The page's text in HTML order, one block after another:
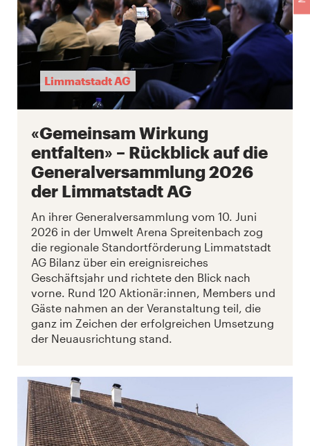
Limmatstadt AG
«Gemeinsam Wirkung
entfalten» – Rückblick auf die
Generalversammlung 2026
der Limmatstadt AG
An ihrer Generalversammlung vom 10. Juni
2026 in der Umwelt Arena Spreitenbach zog
die regionale Standortförderung Limmatstadt
AG Bilanz über ein ereignisreiches
Geschäftsjahr und richtete den Blick nach
vorne. Rund 120 Aktionär:innen, Members und
Gäste nahmen an der Veranstaltung teil, die
ganz im Zeichen der erfolgreichen Umsetzung
der Neuausrichtung stand.